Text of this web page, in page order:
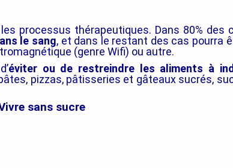
processus thérapeutiques. Dans 80% des
le sang, et dans le restant des cas pourra
(genre Wifi) ou autre.
éviter ou de restreindre les aliments à
pizzas, pâtisseries et gâteaux sucrés,
sans sucre